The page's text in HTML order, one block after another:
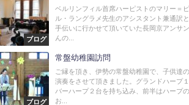
ブログ
ベルリンフィル首席ハーピストのマリー＝
ル・ラングラメ先生のアシスタント兼通訳
手伝いに行かせて頂いていた長岡京アンサ
んの...
ブログ
常盤幼稚園訪問
ご縁を頂き、伊勢の常盤幼稚園で、子供達
演奏をさせて頂きました。グランドハープ
バーハープ２台を持ち込み、前半はハープ
お...